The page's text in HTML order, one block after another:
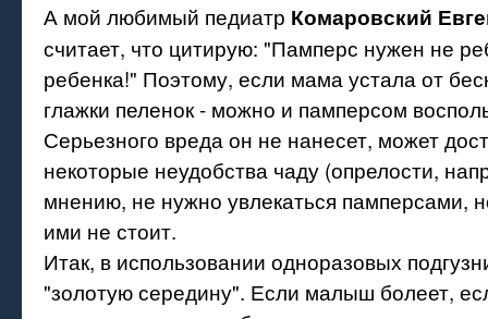
А мой любимый педиатр Комаровский
считает, что цитирую: "Памперс нужен не
ребенка!" Поэтому, если мама устала от
глажки пеленок - можно и памперсом
Серьезного вреда он не нанесет, может
некоторые неудобства чаду (опрелости,
мнению, не нужно увлекаться памперсами,
ими не стоит.
Итак, в использовании одноразовых
"золотую середину". Если малыш болеет,